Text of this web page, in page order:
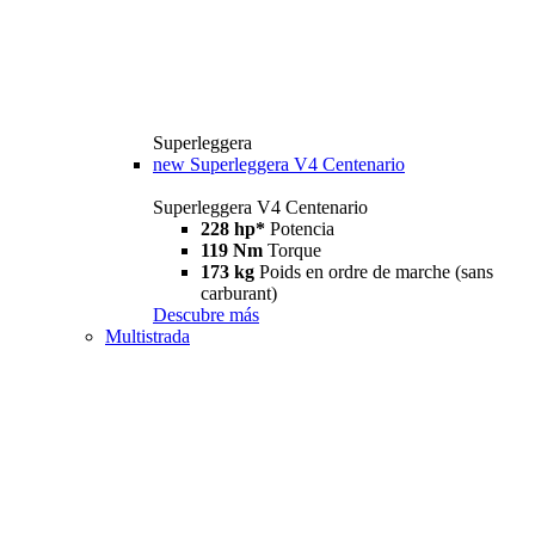
Superleggera
new Superleggera V4 Centenario
Superleggera V4 Centenario
228 hp* Potencia
119 Nm Torque
173 kg Poids en ordre de marche (sans
carburant)
Descubre más
Multistrada